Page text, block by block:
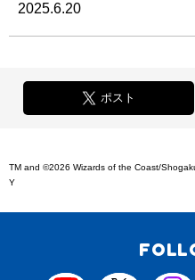
2025.6.20
ポスト
TM and ©2026 Wizards of the Coast/
Y